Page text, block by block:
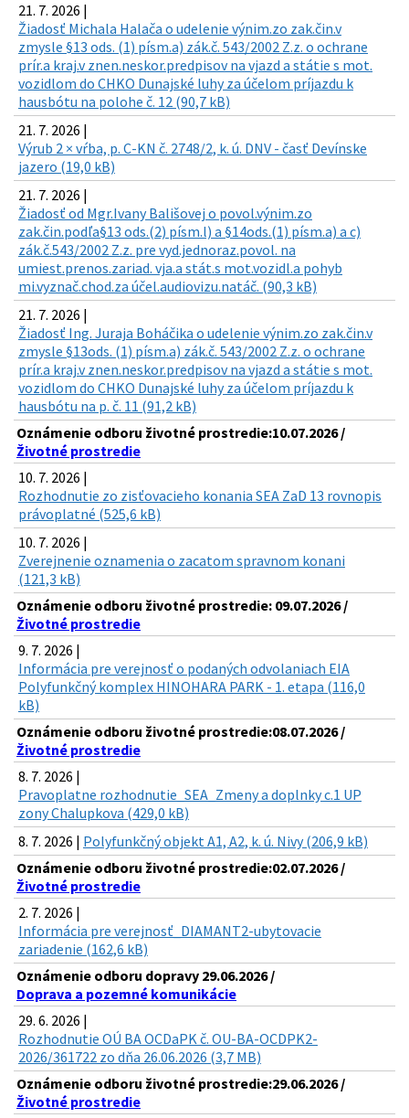
21. 7. 2026 |
Žiadosť Michala Halača o udelenie výnim.zo zak.čin.v
zmysle §13 ods. (1) písm.a) zák.č. 543/2002 Z.z. o ochrane
prír.a kraj.v znen.neskor.predpisov na vjazd a státie s mot.
vozidlom do CHKO Dunajské luhy za účelom príjazdu k
hausbótu na polohe č. 12 (90,7 kB)
21. 7. 2026 |
Výrub 2 × vŕba, p. C-KN č. 2748/2, k. ú. DNV - časť Devínske
jazero (19,0 kB)
21. 7. 2026 |
Žiadosť od Mgr.Ivany Bališovej o povol.výnim.zo
zak.čin.podľa§13 ods.(2) písm.l) a §14ods.(1) písm.a) a c)
zák.č.543/2002 Z.z. pre vyd.jednoraz.povol. na
umiest.prenos.zariad. vja.a stát.s mot.vozidl.a pohyb
mi.vyznač.chod.za účel.audiovizu.natáč. (90,3 kB)
21. 7. 2026 |
Žiadosť Ing. Juraja Boháčika o udelenie výnim.zo zak.čin.v
zmysle §13ods. (1) písm.a) zák.č. 543/2002 Z.z. o ochrane
prír.a kraj.v znen.neskor.predpisov na vjazd a státie s mot.
vozidlom do CHKO Dunajské luhy za účelom príjazdu k
hausbótu na p. č. 11 (91,2 kB)
Oznámenie odboru životné prostredie:10.07.2026 /
Životné prostredie
10. 7. 2026 |
Rozhodnutie zo zisťovacieho konania SEA ZaD 13 rovnopis
právoplatné (525,6 kB)
10. 7. 2026 |
Zverejnenie oznamenia o zacatom spravnom konani
(121,3 kB)
Oznámenie odboru životné prostredie: 09.07.2026 /
Životné prostredie
9. 7. 2026 |
Informácia pre verejnosť o podaných odvolaniach EIA
Polyfunkčný komplex HINOHARA PARK - 1. etapa (116,0
kB)
Oznámenie odboru životné prostredie:08.07.2026 /
Životné prostredie
8. 7. 2026 |
Pravoplatne rozhodnutie_SEA_Zmeny a doplnky c.1 UP
zony Chalupkova (429,0 kB)
8. 7. 2026 | Polyfunkčný objekt A1, A2, k. ú. Nivy (206,9 kB)
Oznámenie odboru životné prostredie:02.07.2026 /
Životné prostredie
2. 7. 2026 |
Informácia pre verejnosť_DIAMANT2-ubytovacie
zariadenie (162,6 kB)
Oznámenie odboru dopravy 29.06.2026 /
Doprava a pozemné komunikácie
29. 6. 2026 |
Rozhodnutie OÚ BA OCDaPK č. OU-BA-OCDPK2-
2026/361722 zo dňa 26.06.2026 (3,7 MB)
Oznámenie odboru životné prostredie:29.06.2026 /
Životné prostredie